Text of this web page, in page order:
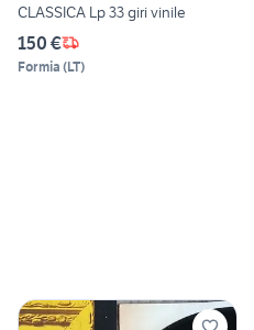
CLASSICA Lp 33 giri vinile
150 €
Formia (LT)